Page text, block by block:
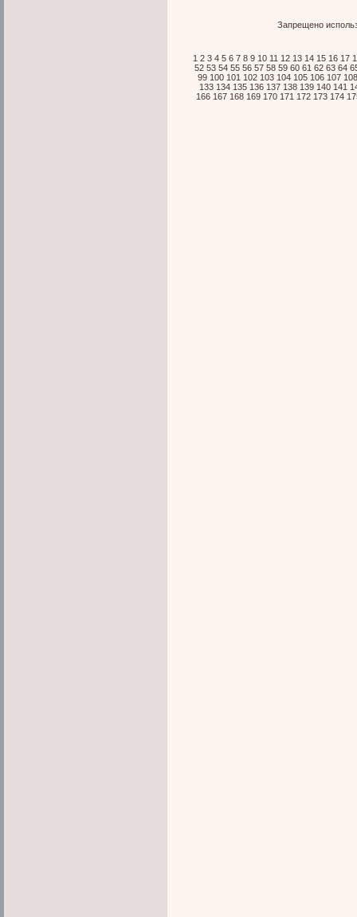
Запрещено
1 2 3 4 5 6 7 8 9 10 11 12 13 14 15 16 17
52 53 54 55 56 57 58 59 60 61 62 63 64
99 100 101 102 103 104 105 106 107 108
133 134 135 136 137 138 139 140 141
166 167 168 169 170 171 172 173 174